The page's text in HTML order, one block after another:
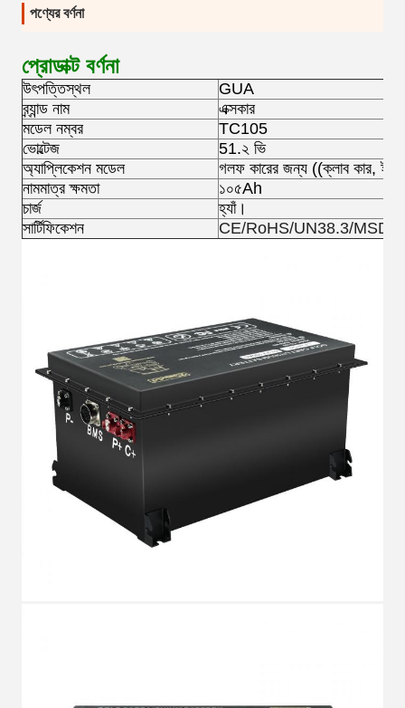
পণ্যের বর্ণনা
প্রোডাক্ট বর্ণনা
উৎপত্তিস্থল
GUA
ব্র্যান্ড নাম
এক্সকার
মডেল নম্বর
TC105
ভোল্টেজ
51.২ ভি
অ্যাপ্লিকেশন মডেল
গলফ কারের জন্য ((ক্লাব কার,
নামমাত্র ক্ষমতা
১০৫Ah
চার্জ
হ্যাঁ।
সার্টিফিকেশন
CE/RoHS/UN38.3/MSDS